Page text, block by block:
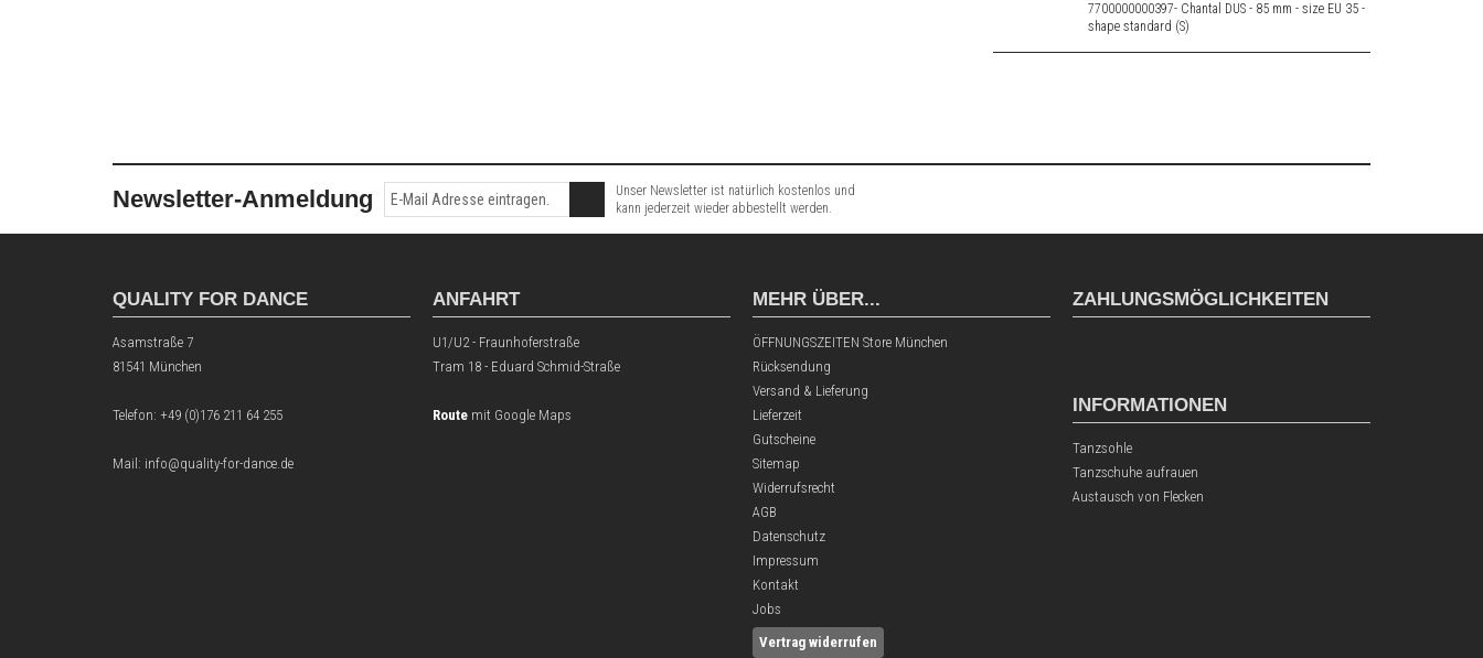
7700000000397- Chantal DUS - 85 mm - size EU 35 -
shape standard (S)
Newsletter-Anmeldung
Unser Newsletter ist natürlich kostenlos und
kann jederzeit wieder abbestellt werden.
QUALITY FOR DANCE
Asamstraße 7
81541 München
Telefon: +49 (0)176 211 64 255
Mail: info@quality-for-dance.de
ANFAHRT
U1/U2 - Fraunhoferstraße
Tram 18 - Eduard Schmid-Straße
Route mit Google Maps
MEHR ÜBER...
ÖFFNUNGSZEITEN Store München
Rücksendung
Versand & Lieferung
Lieferzeit
Gutscheine
Sitemap
Widerrufsrecht
AGB
Datenschutz
Impressum
Kontakt
Jobs
Vertrag widerrufen
ZAHLUNGSMÖGLICHKEITEN
INFORMATIONEN
Tanzsohle
Tanzschuhe aufrauen
Austausch von Flecken